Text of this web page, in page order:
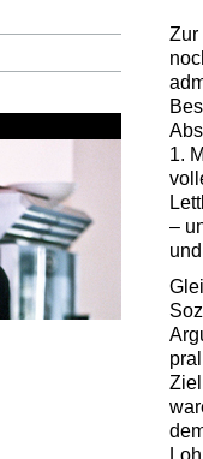
Zur
1.
–